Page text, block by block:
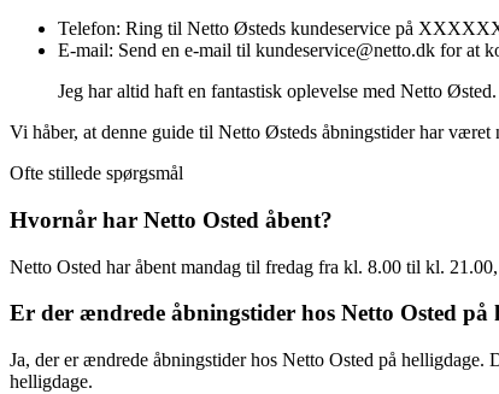
Telefon: Ring til Netto Østeds kundeservice på
E-mail: Send en e-mail til kundeservice@netto.dk for at
Jeg har altid haft en fantastisk oplevelse med Netto
Vi håber, at denne guide til Netto Østeds åbningstider har
Ofte stillede spørgsmål
Hvornår har Netto Osted åbent?
Netto Osted har åbent mandag til fredag fra kl. 8.00 til kl.
Er der ændrede åbningstider hos Netto Osted på
Ja, der er ændrede åbningstider hos Netto Osted på
helligdage.